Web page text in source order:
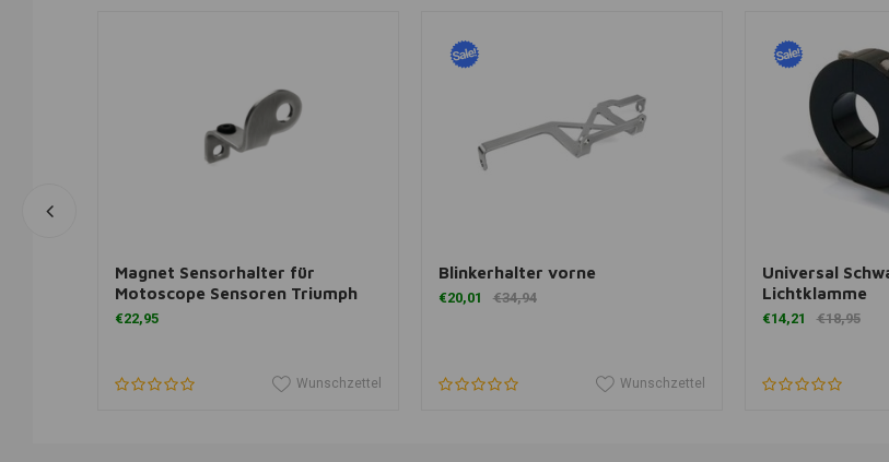
In den Warenkorb legen
Magnet Sensorhalter für
Motoscope Sensoren Triumph
€22,95
Wunschzettel
In den Warenkorb legen
Blinkerhalter vorne
€20,01 €34,94
Wunschzettel
Universal
Lichtklamme
€14,21 €18,95